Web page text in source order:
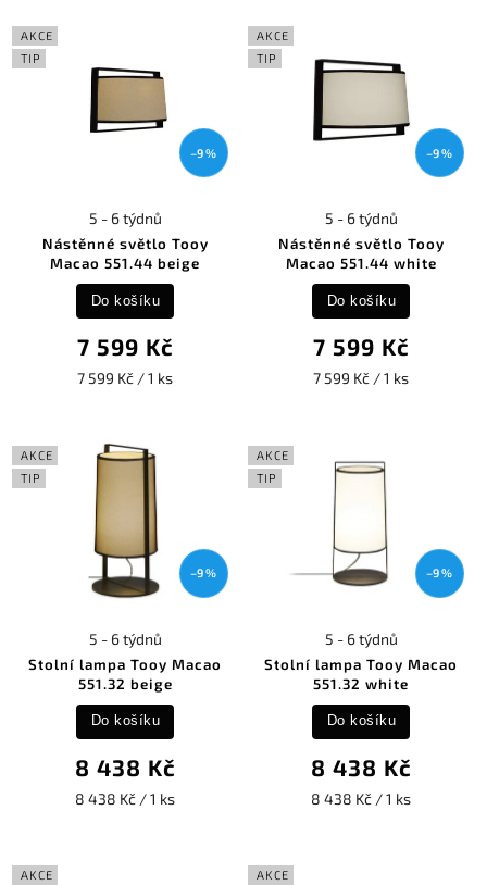
AKCE
TIP
–9 %
Nástěnné světlo Tooy
Macao 551.44 beige
5 - 6 týdnů
7 599 Kč
7 599 Kč / 1 ks
Do košíku
AKCE
TIP
–9 %
Nástěnné světlo Tooy
Macao 551.44 white
5 - 6 týdnů
7 599 Kč
7 599 Kč / 1 ks
Do košíku
AKCE
TIP
–9 %
Stolní lampa Tooy Macao
551.32 beige
5 - 6 týdnů
8 438 Kč
8 438 Kč / 1 ks
Do košíku
AKCE
TIP
–9 %
Stolní lampa Tooy Macao
551.32 white
5 - 6 týdnů
8 438 Kč
8 438 Kč / 1 ks
Do košíku
AKCE
AKCE